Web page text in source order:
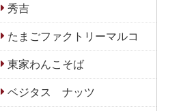
秀吉
たまごファクトリーマルコ
東家わんこそば
ベジタス ナッツ